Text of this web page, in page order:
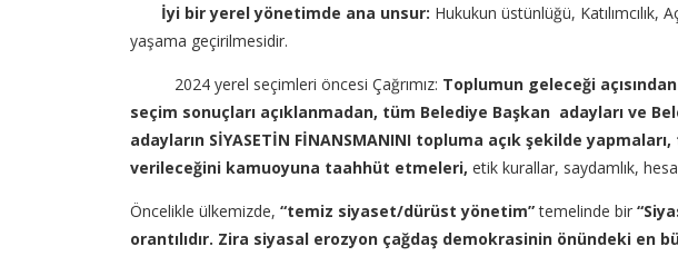
İyi bir yerel yönetimde ana unsur: Hukukun üstünlüğü, Katılımcılık,
yaşama geçirilmesidir.
2024 yerel seçimleri öncesi Çağrımız: Toplumun geleceği
seçim sonuçları açıklanmadan, tüm Belediye Başkan adayları ve
adayların SİYASETİN FİNANSMANINI topluma açık şekilde
verileceğini kamuoyuna taahhüt etmeleri, etik kurallar, saydamlık,
Öncelikle ülkemizde, “temiz siyaset/dürüst yönetim”temelinde bir
orantılıdır. Zira siyasal erozyon çağdaş demokrasinin önündeki en